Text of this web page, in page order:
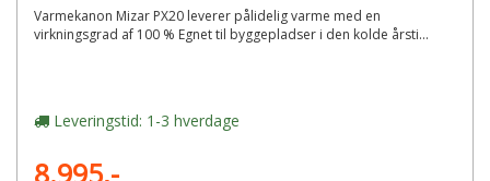
Varmekanon Mizar PX20 leverer pålidelig varme med en
virkningsgrad af 100 % Egnet til byggepladser i den kolde årsti...
Leveringstid: 1-3 hverdage
8.995,-